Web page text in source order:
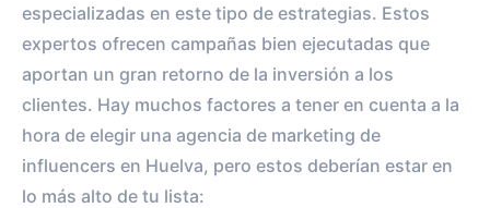
especializadas en este tipo de estrategias. Estos
expertos ofrecen campañas bien ejecutadas que
aportan un gran retorno de la inversión a los
clientes. Hay muchos factores a tener en cuenta a la
hora de elegir una agencia de marketing de
influencers en Huelva, pero estos deberían estar en
lo más alto de tu lista: